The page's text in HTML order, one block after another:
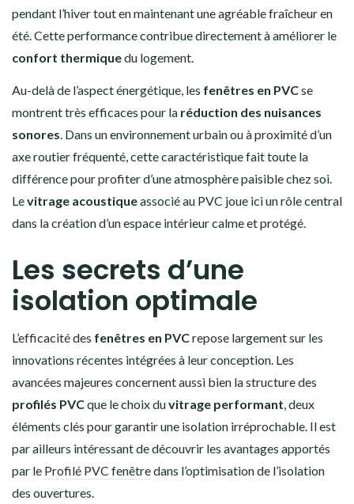
pendant l’hiver tout en maintenant une agréable fraîcheur en
été. Cette performance contribue directement à améliorer le
confort thermiquedu logement.
Au-delà de l’aspect énergétique, les fenêtres en PVCse
montrent très efficaces pour la réduction des nuisances
sonores. Dans un environnement urbain ou à proximité d’un
axe routier fréquenté, cette caractéristique fait toute la
différence pour profiter d’une atmosphère paisible chez soi.
Levitrage acoustiqueassocié au PVC joue ici un rôle central
dans la création d’un espace intérieur calme et protégé.
Les secrets d’une
isolation optimale
L’efficacité des fenêtres en PVCrepose largement sur les
innovations récentes intégrées à leur conception. Les
avancées majeures concernent aussi bien la structure des
profilés PVCque le choix duvitrage performant, deux
éléments clés pour garantir une isolation irréprochable. Il est
par ailleurs intéressant de découvrir les avantages apportés
par le Profilé PVC fenêtredans l’optimisation de l’isolation
des ouvertures.